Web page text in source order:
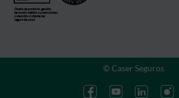
© Caser Seguros